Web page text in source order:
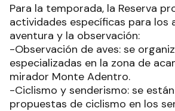
Para la temporada, la Reserva
actividades específicas para los
aventura y la observación:
-Observación de aves: se
especializadas en la zona de
mirador Monte Adentro.
-Ciclismo y senderismo: se
propuestas de ciclismo en los